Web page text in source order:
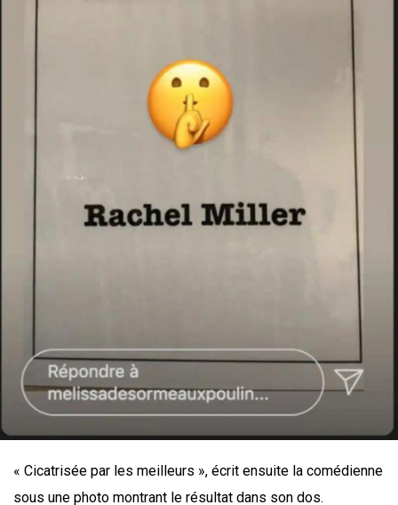
« Cicatrisée par les meilleurs », écrit ensuite la comédienne
sous une photo montrant le résultat dans son dos.